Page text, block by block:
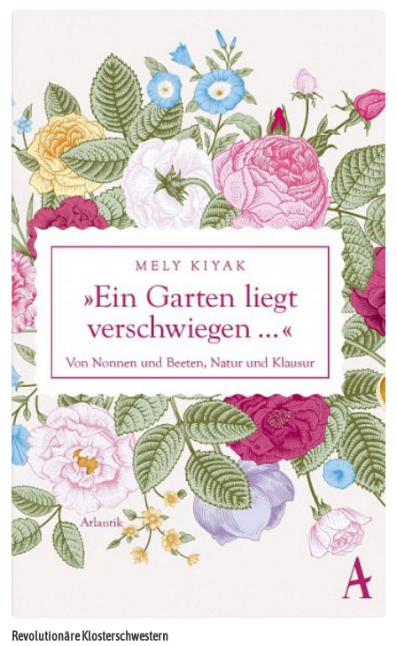
Revolutionäre Klosterschwestern